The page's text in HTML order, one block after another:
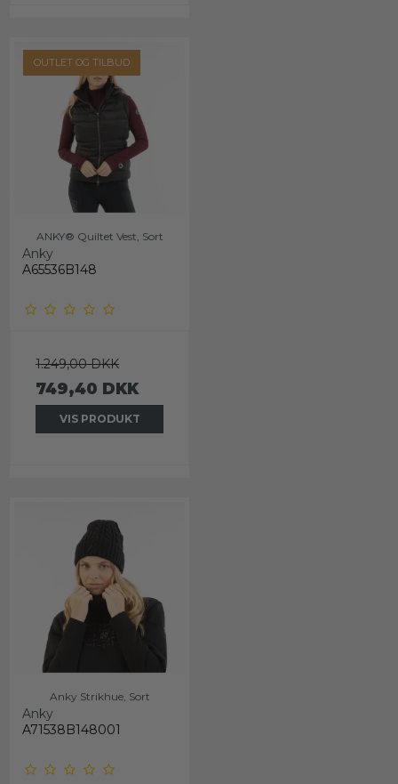
OUTLET OG TILBUD
ANKY® Quiltet Vest, Sort
Anky
A65536B148
1.249,00 DKK
749,40 DKK
VIS PRODUKT
Anky Strikhue, Sort
Anky
A71538B148001